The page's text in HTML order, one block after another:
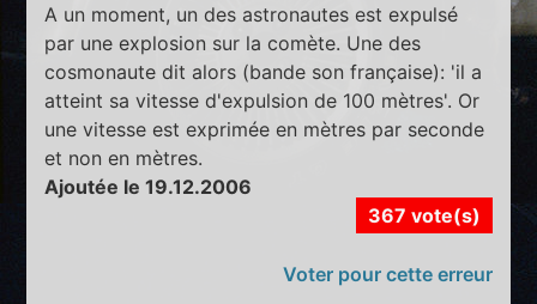
A un moment, un des astronautes est expulsé
par une explosion sur la comète. Une des
cosmonaute dit alors (bande son française): 'il a
atteint sa vitesse d'expulsion de 100 mètres'. Or
une vitesse est exprimée en mètres par seconde
et non en mètres.
Ajoutée le 19.12.2006
367 vote(s)
Voter pour cette erreur